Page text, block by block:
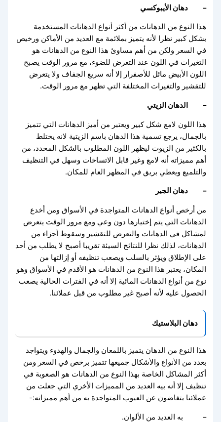
– دهان الأيبوكسي
هذا النوع من الدهانات من أكثر أنواع الدهانات المستخدمة
بشكل كبير نظرا لأنه يتميز بملائمة مع العديد من الأماكن ورخيص
في السعر ولكن من أهم مساوئ هذا النوع من الدهانات هو
التغيرات في اللون عند التعرض للضوء، مع مرور الوقت يصبح
اللون الأبيض مائل للأصفرار إلا أنه سريع الجفاف ولا يتعرض
للتقشير والتغيرات المختلفة التي تظهر مع مرور الوقت.
– الدهان الزيتي
هذا اللون لامع شكل كبير ويعتبر من أميز الدهانات التي تتميز
بالجمال، يرجع تسمية هذا الدهان باسم الزيتية لانه يختلط
بالكثير من الزيوت ليظهر اللون المطلوب بالشكل المحدد، من
أهم مميزاته أنه لامع وغير قابل الاتساخات وسهل في التنظيف
والتلميع ويعطي بريق في المظهر العام للمكان.
– دهان الجير
من أرخص أنواع الدهانات المتواجدة في الأسواق ومن أخدع
الدهانات التي يتم إختيارها دون وعي ومع مرور الوقت يتعرض
لمشاكل في الدهانات والتعرض للتقشير وسقوط أجزاء من
الدهانات، لذلك نظرا للنتائج السيئة تقريبا أصبح لا يطلب من أحد
على الإطلاق ويؤثر بالسلب ويصعب تنظيفه أو إزالتها من
المكان، يعتبر هذا النوع من الدهانات هو الأقدم في الأسواق وهو
نوع من أنواع الدهانات المائية إلا أنه في الفترات الحالية يصعب
الحصول عليه لأنه أصبح غير مطلوب من قبل عملائنا.
دهان البلاستيك
هذا النوع من الدهان يتميز باللمعان والجمال والهدوء ويتواجد
بعدد من الأنواع والأشكال جميعها تتميز برخص في السعر ومن
أكثر المشاكل الخاصة بهذا النوع من الدهانات هو الصعوبة في
تنظيف إلا أنه بيه العديد من المميزات الأخري التي جعلت من
عملائنا يتغاضون عن العيوب المتواجدة به من أهم مميزاته:-
– به العديد من الألوان.